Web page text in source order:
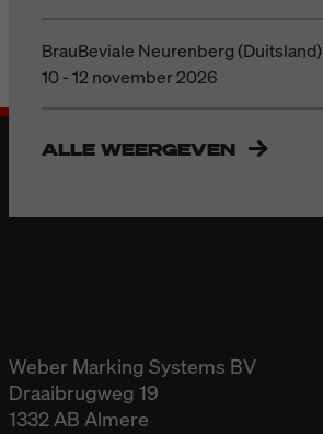
BrauBeviale Neurenberg (Duitsland)
10 - 12 november 2026
ALLE WEERGEVEN
Weber Marking Systems BV
Draaibrugweg 19
1332 AB Almere